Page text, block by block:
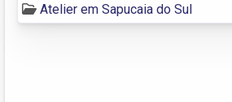
Atelier em Sapucaia do Sul